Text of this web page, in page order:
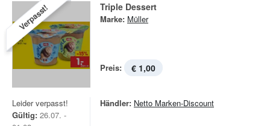
Verpasst! Triple Dessert
Marke: Müller
Preis: € 1,00
Leider verpasst!
Gültig: 26.07. -
Händler: Netto Marken-Discount